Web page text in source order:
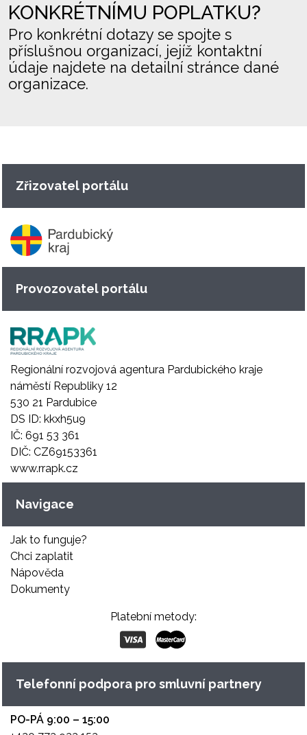
KONKRÉTNÍMU POPLATKU?
Pro konkrétní dotazy se spojte s
příslušnou organizací, jejíž kontaktní
údaje najdete na detailní stránce dané
organizace.
Zřizovatel portálu
Provozovatel portálu
Regionální rozvojová agentura Pardubického kraje
náměstí Republiky 12
530 21 Pardubice
DS ID: kkxh5u9
IČ: 691 53 361
DIČ: CZ69153361
www.rrapk.cz
Navigace
Jak to funguje?
Chci zaplatit
Nápověda
Dokumenty
Platební metody:
Telefonní podpora pro smluvní partnery
PO-PÁ 9:00 – 15:00